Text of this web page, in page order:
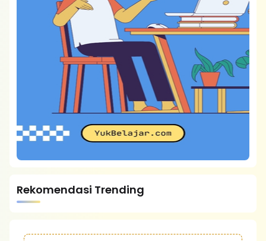
Rekomendasi Trending